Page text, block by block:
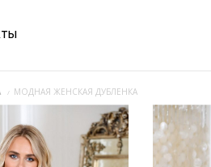
МОДНАЯ ЖЕНСКАЯ ДУБЛЕНКА